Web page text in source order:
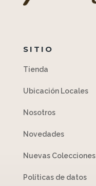
SITIO
Tienda
Ubicación Locales
Nosotros
Novedades
Nuevas Colecciones
Políticas de datos